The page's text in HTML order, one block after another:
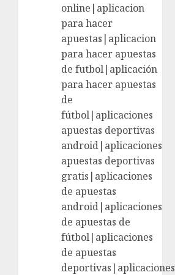
online|aplicacion
para hacer
apuestas|aplicacion
para hacer apuestas
de futbol|aplicación
para hacer apuestas
de
fútbol|aplicaciones
apuestas deportivas
android|aplicaciones
apuestas deportivas
gratis|aplicaciones
de apuestas
android|aplicaciones
de apuestas de
fútbol|aplicaciones
de apuestas
deportivas|aplicaciones